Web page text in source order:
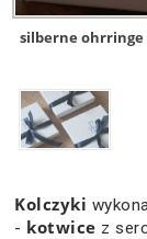
silberne ohrringe
Kolczyki
- kotwice z